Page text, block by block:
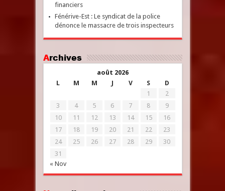
financiers
Fénérive-Est : Le syndicat de la police
dénonce le massacre de trois inspecteurs
Archives
août 2026
L
M M J V S D
« Nov
1
2
3
4 5 6 7 8
9
10
11 12 13 14 15
16
17
18 19 20 21 22
23
24
25 26 27 28 29
30
31